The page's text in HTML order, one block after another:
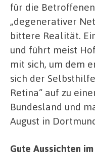
für die
„degenerativer
bittere Realität.
und führt meist
mit sich, um dem
sich der
Retina“ auf zu
Bundesland und
August in
Gute Aussichten